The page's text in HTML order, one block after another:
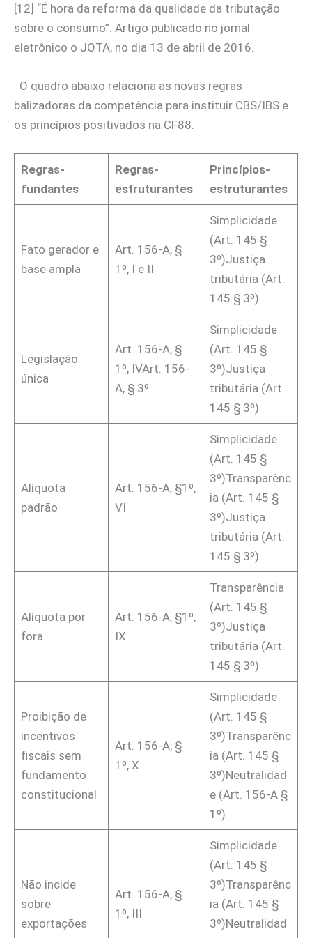
[12] “É hora da reforma da qualidade da tributação
sobre o consumo”. Artigo publicado no jornal
eletrônico o JOTA, no dia 13 de abril de 2016.
O quadro abaixo relaciona as novas regras
balizadoras da competência para instituir CBS/IBS e
os princípios positivados na CF88:
Regras-
fundantes
Regras-
estruturantes
Princípios-
estruturantes
Fato gerador e
base ampla
Art. 156-A, §
1º, I e II
Simplicidade
(Art. 145 §
3º)Justiça
tributária (Art.
145 § 3º)
Legislação
única
Art. 156-A, §
1º, IVArt. 156-
A, § 3º
Simplicidade
(Art. 145 §
3º)Justiça
tributária (Art.
145 § 3º)
Alíquota
padrão
Art. 156-A, §1º,
VI
Simplicidade
(Art. 145 §
3º)Transparênc
ia (Art. 145 §
3º)Justiça
tributária (Art.
145 § 3º)
Alíquota por
fora
Art. 156-A, §1º,
IX
Transparência
(Art. 145 §
3º)Justiça
tributária (Art.
145 § 3º)
Proibição de
incentivos
fiscais sem
fundamento
constitucional
Art. 156-A, §
1º, X
Simplicidade
(Art. 145 §
3º)Transparênc
ia (Art. 145 §
3º)Neutralidad
e (Art. 156-A §
1º)
Não incide
sobre
exportações
Art. 156-A, §
1º, III
Simplicidade
(Art. 145 §
3º)Transparênc
ia (Art. 145 §
3º)Neutralidad